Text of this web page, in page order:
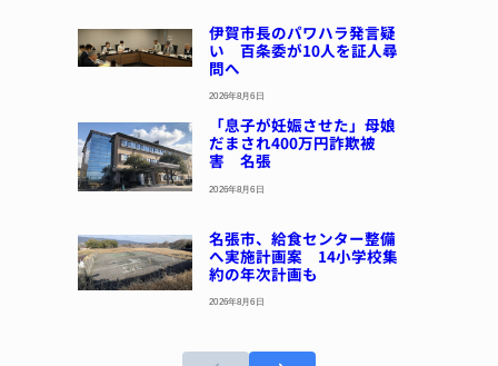
伊賀市長のパワハラ発言疑
い 百条委が10人を証人尋
問へ
2026年8月6日
「息子が妊娠させた」母娘
だまされ400万円詐欺被
害 名張
2026年8月6日
名張市、給食センター整備
へ実施計画案 14小学校集
約の年次計画も
2026年8月6日